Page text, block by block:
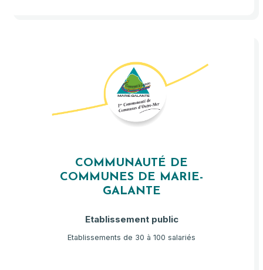
COMMUNAUTÉ DE
COMMUNES DE MARIE-
GALANTE
Etablissement public
Etablissements de 30 à 100 salariés